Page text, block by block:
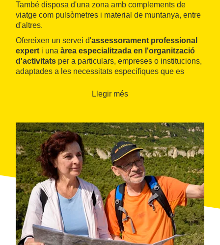
També disposa d'una zona amb complements de
viatge com pulsòmetres i material de muntanya, entre
d'altres.
Ofereixen un servei d'assessorament professional
expert i una àrea especialitzada en l'organització
d'activitats per a particulars, empreses o institucions,
adaptades a les necessitats específiques que es
Llegir més